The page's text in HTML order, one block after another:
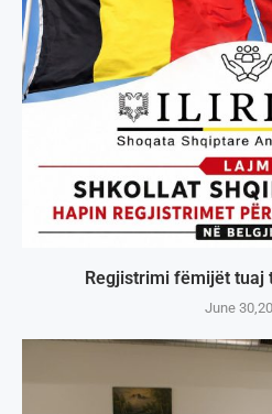
Regjistrimi fëmijët tuaj
June